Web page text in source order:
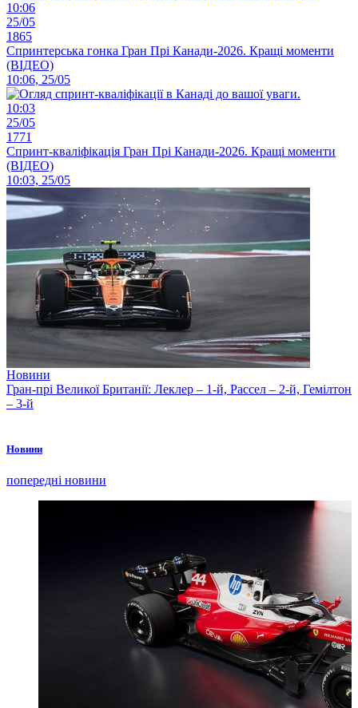
10:06
25/05
1865
Спринтерська гонка Гран Прі Канади-2026. Кращі моменти
(ВІДЕО)
10:06, 25/05
10:03
25/05
1771
Спринт-кваліфікація Гран Прі Канади-2026. Кращі моменти
(ВІДЕО)
10:03, 25/05
Новини
Гран-прі Великої Британії: Леклер – 1-й, Рассел – 2-й, Гемілтон
– 3-й
Новини
попередні новини